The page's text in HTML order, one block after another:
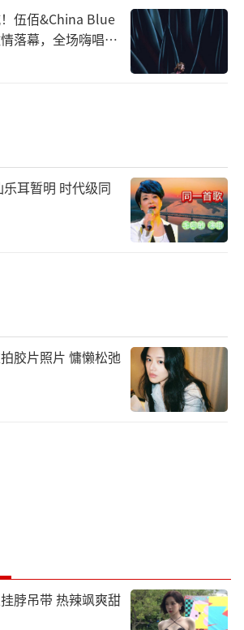
伍佰&China Blue
落幕，全场嗨唱氛
耳暂明 时代级同
胶片照片 慵懒松弛
脖吊带 热辣飒爽甜